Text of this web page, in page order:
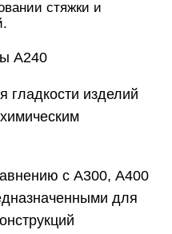
стяжки и
А240
гладкости изделий
с А300, А400
для